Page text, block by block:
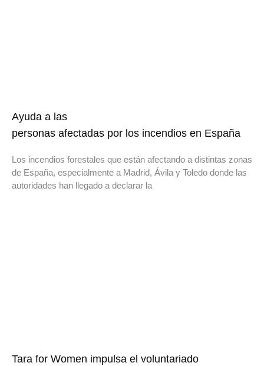
Ayuda a las
personas afectadas por los incendios en España
Los incendios forestales que están afectando a distintas zonas
de España, especialmente a Madrid, Ávila y Toledo donde las
autoridades han llegado a declarar la
Tara for Women impulsa el voluntariado